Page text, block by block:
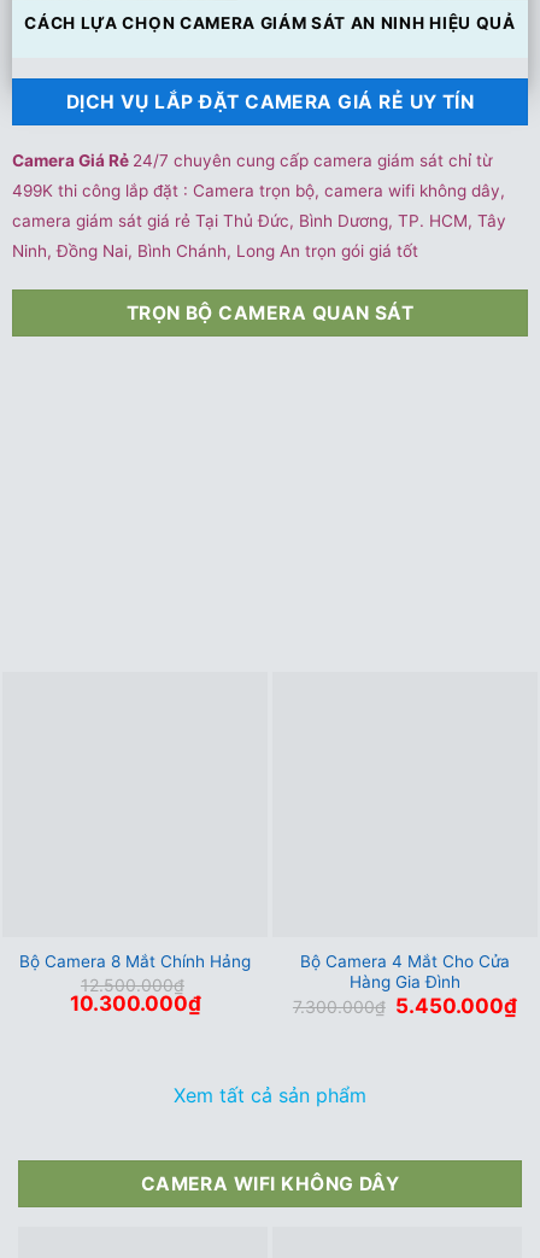
CÁCH LỰA CHỌN CAMERA GIÁM SÁT AN NINH HIỆU QUẢ
DỊCH VỤ LẮP ĐẶT CAMERA GIÁ RẺ UY TÍN
Camera Giá Rẻ 24/7 chuyên cung cấp camera giám sát chỉ từ
499K thi công lắp đặt : Camera trọn bộ, camera wifi không dây,
camera giám sát giá rẻ Tại Thủ Đức, Bình Dương, TP. HCM, Tây
Ninh, Đồng Nai, Bình Chánh, Long An trọn gói giá tốt
TRỌN BỘ CAMERA QUAN SÁT
Bộ Camera 8 Mắt Chính Hảng
12.500.000₫
Giá
gốc
10.300.000₫Giá
hiện
Bộ Camera 4 Mắt Cho Cửa
Hàng Gia Đình
7.300.000₫ Giá
gốc
5.450.000₫
Xem tất cả sản phẩm
CAMERA WIFI KHÔNG DÂY